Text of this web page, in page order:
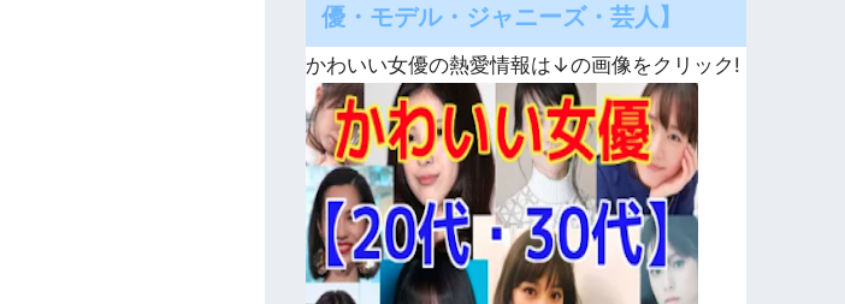
優・モデル・ジャニーズ・芸人】
かわいい女優の熱愛情報は↓の画像をクリック!